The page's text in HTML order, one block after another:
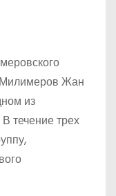
Милимеров Жан
из
течение трех